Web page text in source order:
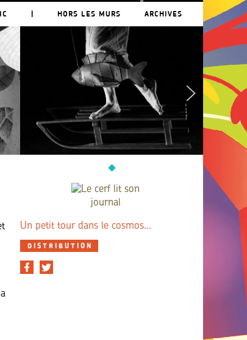
| HORS LES MURS ARCHIVES
Un petit tour dans le cosmos...
DISTRIBUTION